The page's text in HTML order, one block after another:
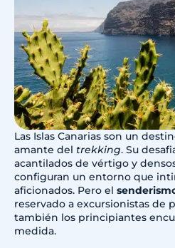
Las Islas Canarias son un
amante del trekking. Su
acantilados de vértigo y
configuran un entorno que
aficionados. Pero el
reservado a excursionistas de
también los principiantes
medida.